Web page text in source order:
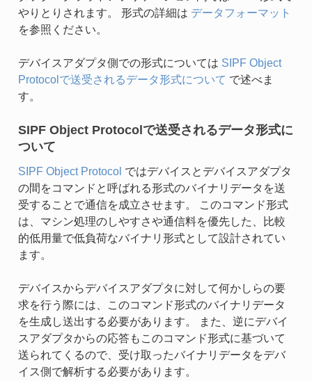
やりとりされます。 形式の詳細は データフォーマット
を参照ください。
デバイスアダプタ側での形式については SIPF Object
Protocolで送受されるデータ形式について で述べま
す。
SIPF Object Protocolで送受されるデータ形式に
ついて
SIPF Object Protocol ではデバイスとデバイスアダプタ
の間をコマンドと呼ばれる形式のバイナリデータを送
受することで通信を成立させます。 このコマンド形式
は、マシン処理のしやすさや通信料を優先した、比較
的低用量で低負荷なバイナリ形式として設計されてい
ます。
デバイスからデバイスアダプタに対して何かしらの要
求を行う際には、このコマンド形式のバイナリデータ
を生成し送出する必要があります。 また、逆にデバイ
スアダプタからの応答もこのコマンド形式に基づいて
送られてくるので、受け取ったバイナリデータをデバ
イス側で解析する必要があります。